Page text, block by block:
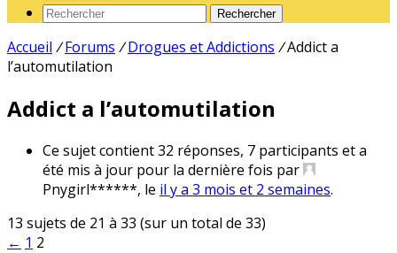
Rechercher
Accueil / Forums / Drogues et Addictions /Addict a
l’automutilation
Addict a l’automutilation
Ce sujet contient 32 réponses, 7 participants et a
été mis à jour pour la dernière fois par
Pnygirl******, le il y a 3 mois et 2 semaines.
13 sujets de 21 à 33 (sur un total de 33)
← 1 2